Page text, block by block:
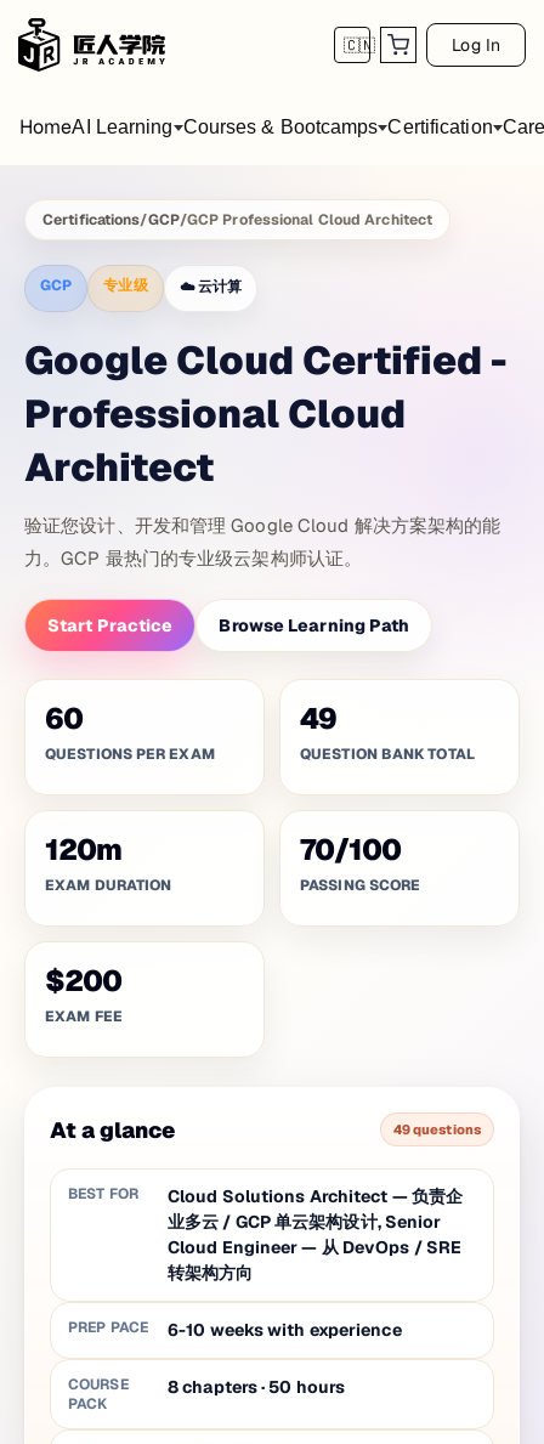
🇨🇳 Log In
HomeAI Learning Courses & Bootcamps Certification
Certifications/GCP/GCP Professional Cloud Architect
GCP 专业级 ☁️ 云计算
Google Cloud Certified -
Professional Cloud
Architect
验证您设计、开发和管理 Google Cloud 解决方案架构的能
力。GCP 最热门的专业级云架构师认证。
Start Practice Browse Learning Path
60
QUESTIONS PER EXAM
49
QUESTION BANK TOTAL
120m
EXAM DURATION
70/100
PASSING SCORE
$200
EXAM FEE
At a glance 49 questions
BEST FOR
Cloud Solutions Architect — 负责企
业多云 / GCP 单云架构设计, Senior
Cloud Engineer — 从 DevOps / SRE
转架构方向
PREP PACE 6-10 weeks with experience
COURSE
PACK
8chapters·50 hours